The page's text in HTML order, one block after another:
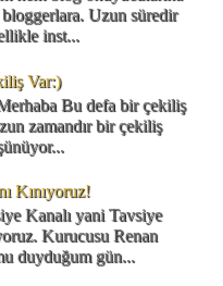
Uzun süredir
inst...
Var:)
Bu defa bir çekiliş
zamandır bir çekiliş
Kınıyoruz!
Kanalı yani Tavsiye
Kurucusu Renan
duyduğum gün...